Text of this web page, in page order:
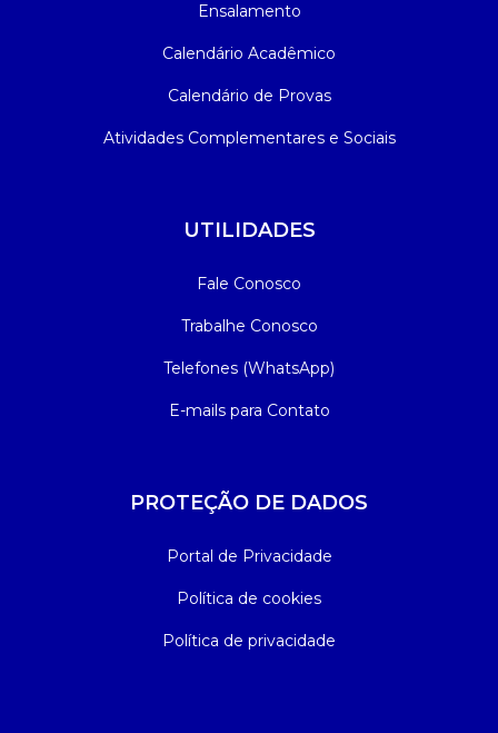
Ensalamento
Calendário Acadêmico
Calendário de Provas
Atividades Complementares e Sociais
UTILIDADES
Fale Conosco
Trabalhe Conosco
Telefones (WhatsApp)
E-mails para Contato
PROTEÇÃO DE DADOS
Portal de Privacidade
Política de cookies
Política de privacidade